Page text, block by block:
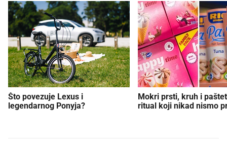
Što povezuje Lexus i
legendarnog Ponyja?
Mokri prsti, kruh i
ritual koji nikad nismo